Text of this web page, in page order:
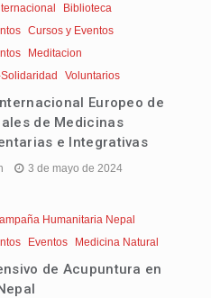
Biblioteca
Cursos y Eventos
Meditacion
Voluntarios
Europeo de
de Medicinas
e Integrativas
3 de mayo de 2024
Humanitaria Nepal
Eventos Medicina Natural
de Acupuntura en